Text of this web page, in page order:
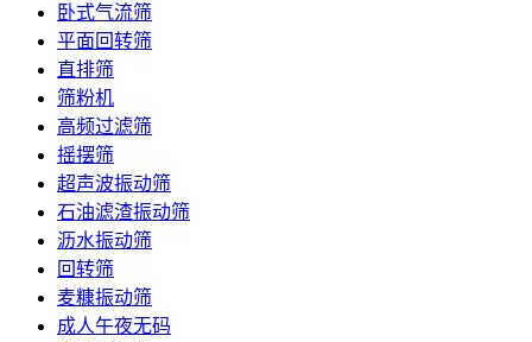
卧式气流筛
平面回转筛
直排筛
筛粉机
高频过滤筛
摇摆筛
超声波振动筛
石油滤渣振动筛
沥水振动筛
回转筛
麦糠振动筛
成人午夜无码